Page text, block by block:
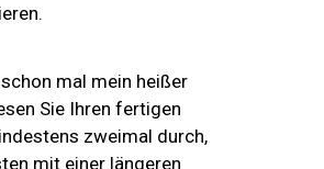
mal mein heißer
Sie Ihren fertigen
zweimal durch,
mit einer längeren